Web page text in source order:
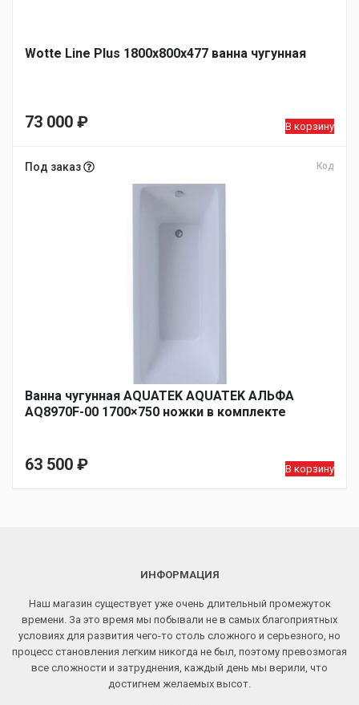
Wotte Line Plus 1800х800х477 ванна чугунная
73 000 ₽ В корзину
Под заказ Код
Ванна чугунная AQUATEK AQUATEK АЛЬФА
AQ8970F-00 1700×750 ножки в комплекте
63 500 ₽ В корзину
ИНФОРМАЦИЯ
Наш магазин существует уже очень длительный промежуток
времени. За это время мы побывали не в самых благоприятных
условиях для развития чего-то столь сложного и серьезного, но
процесс становления легким никогда не был, поэтому превозмогая
все сложности и затруднения, каждый день мы верили, что
достигнем желаемых высот.